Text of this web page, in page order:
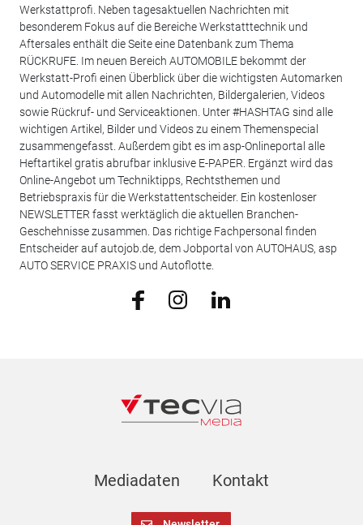
Werkstattprofi. Neben tagesaktuellen Nachrichten mit
besonderem Fokus auf die Bereiche Werkstatttechnik und
Aftersales enthält die Seite eine Datenbank zum Thema
RÜCKRUFE. Im neuen Bereich AUTOMOBILE bekommt der
Werkstatt-Profi einen Überblick über die wichtigsten Automarken
und Automodelle mit allen Nachrichten, Bildergalerien, Videos
sowie Rückruf- und Serviceaktionen. Unter #HASHTAG sind alle
wichtigen Artikel, Bilder und Videos zu einem Themenspecial
zusammengefasst. Außerdem gibt es im asp-Onlineportal alle
Heftartikel gratis abrufbar inklusive E-PAPER. Ergänzt wird das
Online-Angebot um Techniktipps, Rechtsthemen und
Betriebspraxis für die Werkstattentscheider. Ein kostenloser
NEWSLETTER fasst werktäglich die aktuellen Branchen-
Geschehnisse zusammen. Das richtige Fachpersonal finden
Entscheider auf autojob.de, dem Jobportal von AUTOHAUS, asp
AUTO SERVICE PRAXIS und Autoflotte.
Mediadaten Kontakt